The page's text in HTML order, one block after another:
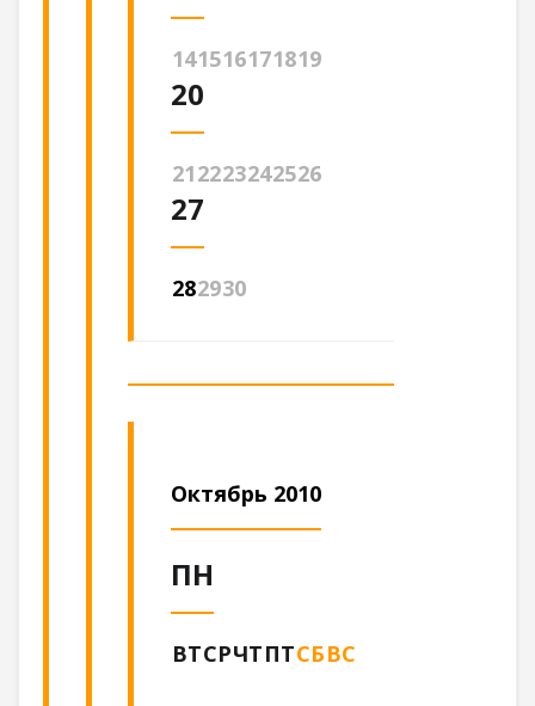
141516171819
20
212223242526
27
282930
Октябрь 2010
ПН
ВТСРЧТПТСБВС